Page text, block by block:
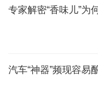
专家解密“香味儿”为
汽车“神器”频现容易